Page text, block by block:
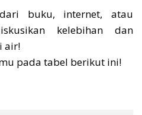
buku, internet, atau
kelebihan dan
air!
pada tabel berikut ini!